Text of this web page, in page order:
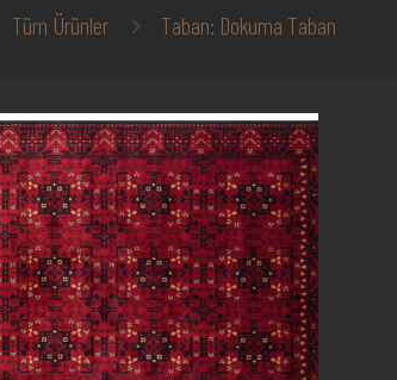
Tüm Ürünler Taban: Dokuma Taban